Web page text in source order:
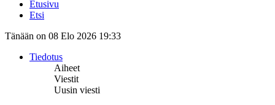
Etusivu
Etsi
Tänään on 08 Elo 2026 19:33
Tiedotus
Aiheet
Viestit
Uusin viesti